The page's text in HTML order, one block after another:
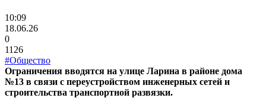
10:09
18.06.26
0
1126
#Общество
Ограничения вводятся на улице Ларина в районе дома
№13 в связи с переустройством инженерных сетей и
строительства транспортной развязки.